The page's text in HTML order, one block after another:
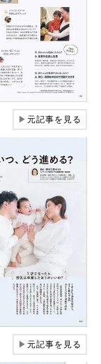
▶元記事を見る
▶元記事を見る